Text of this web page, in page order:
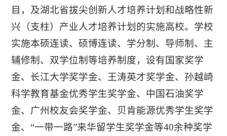
目，及湖北省拔尖创新人才培养计划和战略性新
兴（支柱）产业人才培养计划的实施高校。学校
实施本硕连读、硕博连读、学分制、导师制、主
辅修制、双学位制等培养制度，设有国家奖学
金、长江大学奖学金、王涛英才奖学金、孙越崎
科学教育基金优秀学生奖学金、中国石油奖学
金、广州校友会奖学金、贝肯能源优秀学生奖学
金、“一带一路”来华留学生奖学金等40余种奖学